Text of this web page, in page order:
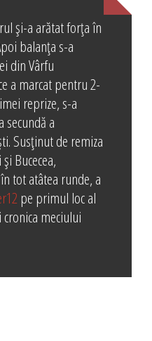
și-a arătat forța în
balanța s-a
din Vârfu
a marcat pentru 2-
reprize, s-a
secundă a
Susținut de remiza
Bucecea,
tot atâtea runde, a
pe primul loc al
meciului